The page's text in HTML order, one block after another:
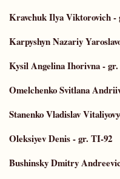
Kravchuk Ilya Viktorovich -
Karpyshyn Nazariy
Kysil Angelina Ihorivna -
Omelchenko Svitlana
Stanenko Vladislav
Oleksiyev Denis - gr. TI-92
Bushinsky Dmitry